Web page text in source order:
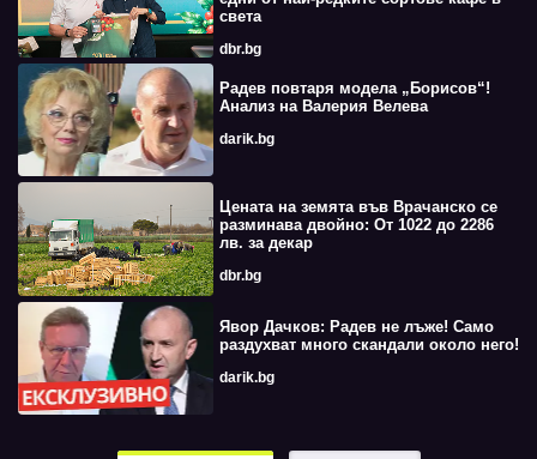
света
dbr.bg
Радев повтаря модела „Борисов“!
Анализ на Валерия Велева
darik.bg
Цената на земята във Врачанско се
разминава двойно: От 1022 до 2286
лв. за декар
dbr.bg
Явор Дачков: Радев не лъже! Само
раздухват много скандали около него!
darik.bg